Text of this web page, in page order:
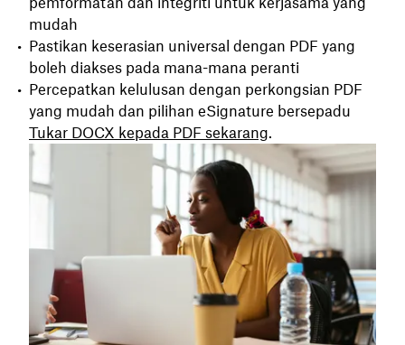
mudah
Pastikan keserasian universal dengan PDF yang
boleh diakses pada mana-mana peranti
Percepatkan kelulusan dengan perkongsian PDF
yang mudah dan pilihan eSignature bersepadu
Tukar DOCX kepada PDF sekarang.